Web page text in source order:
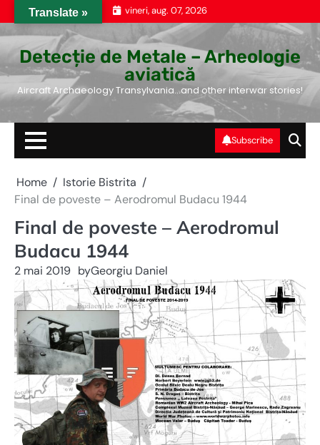
to
vineri, aug. 07, 2026
Detecție de Metale – Arheologie
aviatică
Aircraft Archaeology Transylvania…and other interwar stories!
Subscribe
Home
Istorie Bistrita
Final de poveste – Aerodromul Budacu 1944
Final de poveste – Aerodromul
Budacu 1944
2 mai 2019 byGeorgiu Daniel
Translate »